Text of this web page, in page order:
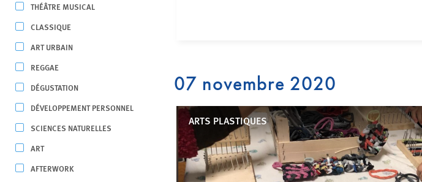
THÉÂTRE MUSICAL
CLASSIQUE
ART URBAIN
REGGAE
DÉGUSTATION
DÉVELOPPEMENT PERSONNEL
SCIENCES NATURELLES
ART
AFTERWORK
07 novembre 2020
ARTS PLASTIQUES